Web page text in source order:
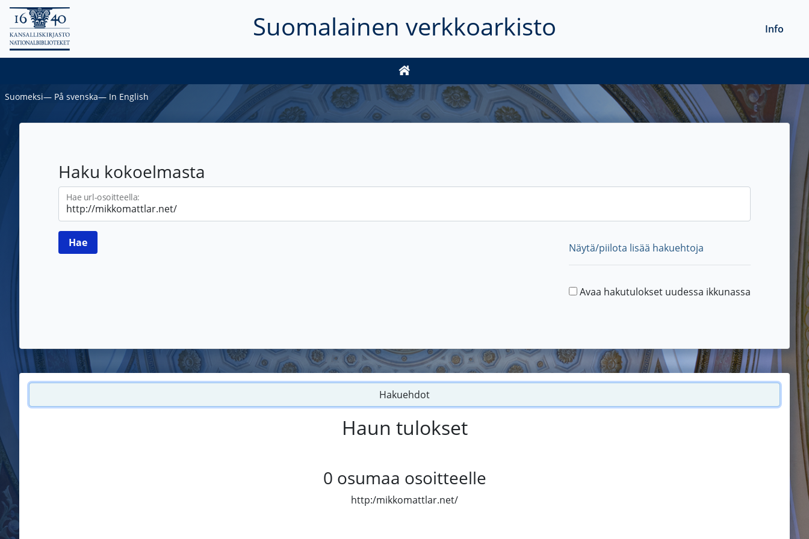
Suomalainen verkkoarkisto Info
Suomeksi― På svenska― In English
Haku kokoelmasta
Hae url-osoitteella:
Näytä/piilota lisää hakuehtoja
Avaa hakutulokset uudessa ikkunassa
Hakuehdot
Haun tulokset
0 osumaa osoitteelle
http:/mikkomattlar.net/